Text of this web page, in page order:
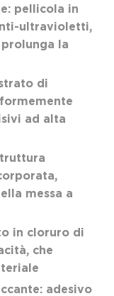
pellicola in
ultravioletti,
la
di
ad alta
messa a
in cloruro di
che
adesivo